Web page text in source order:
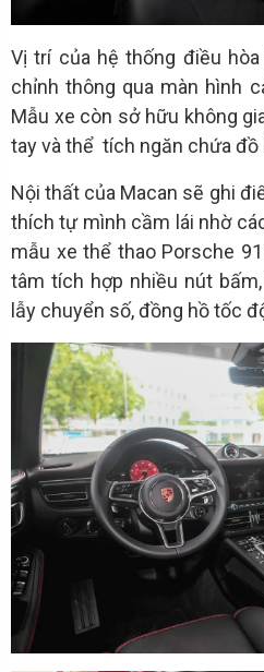
Vị trí của hệ thống điều
chỉnh thông qua màn hình
Mẫu xe còn sở hữu không
tay và thể tích ngăn chứa đồ
Nội thất của Macan sẽ ghi
thích tự mình cầm lái nhờ
mẫu xe thể thao Porsche
tâm tích hợp nhiều nút
lẫy chuyển số, đồng hồ tốc